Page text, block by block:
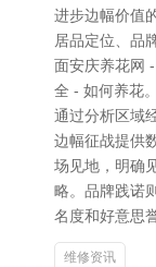
进步边幅价值
居品定位、品
面安庆养花网
全 - 如何养花
通过分析区域
边幅征战提供
场见地，明确
略。品牌践诺
名度和好意思
维修资讯